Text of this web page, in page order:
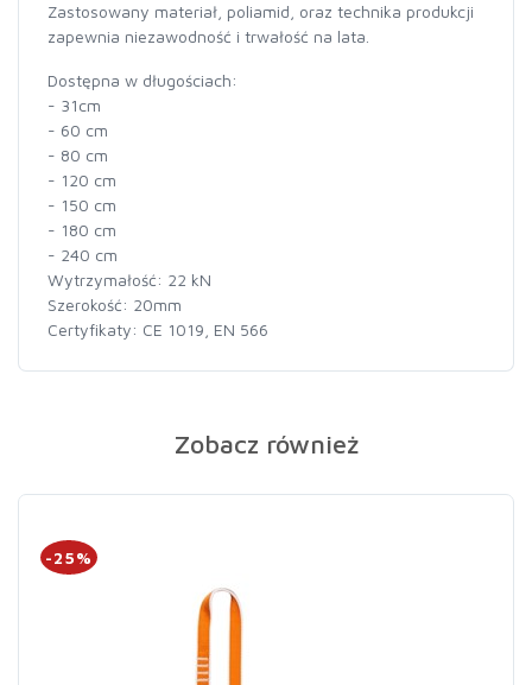
Zastosowany materiał, poliamid, oraz technika produkcji
zapewnia niezawodność i trwałość na lata.
Dostępna w długościach:
- 31cm
- 60 cm
- 80 cm
- 120 cm
- 150 cm
- 180 cm
- 240 cm
Wytrzymałość: 22 kN
Szerokość: 20mm
Certyfikaty: CE 1019, EN 566
Zobacz również
-25%